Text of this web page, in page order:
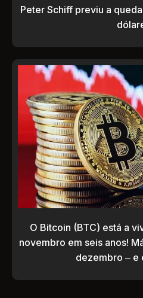
Peter Schiff previu a
O Bitcoin (BTC) está a
novembro em seis anos!
dezembro – e